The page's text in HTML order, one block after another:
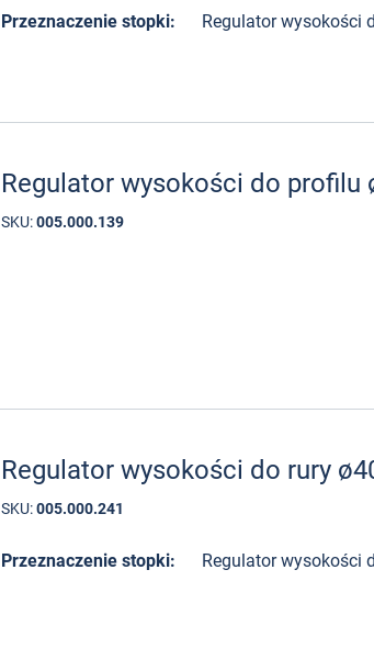
Przeznaczenie stopki: Regulator wysokości
Regulator wysokości do profilu
SKU: 005.000.139
Regulator wysokości do rury
SKU: 005.000.241
Przeznaczenie stopki: Regulator wysokości